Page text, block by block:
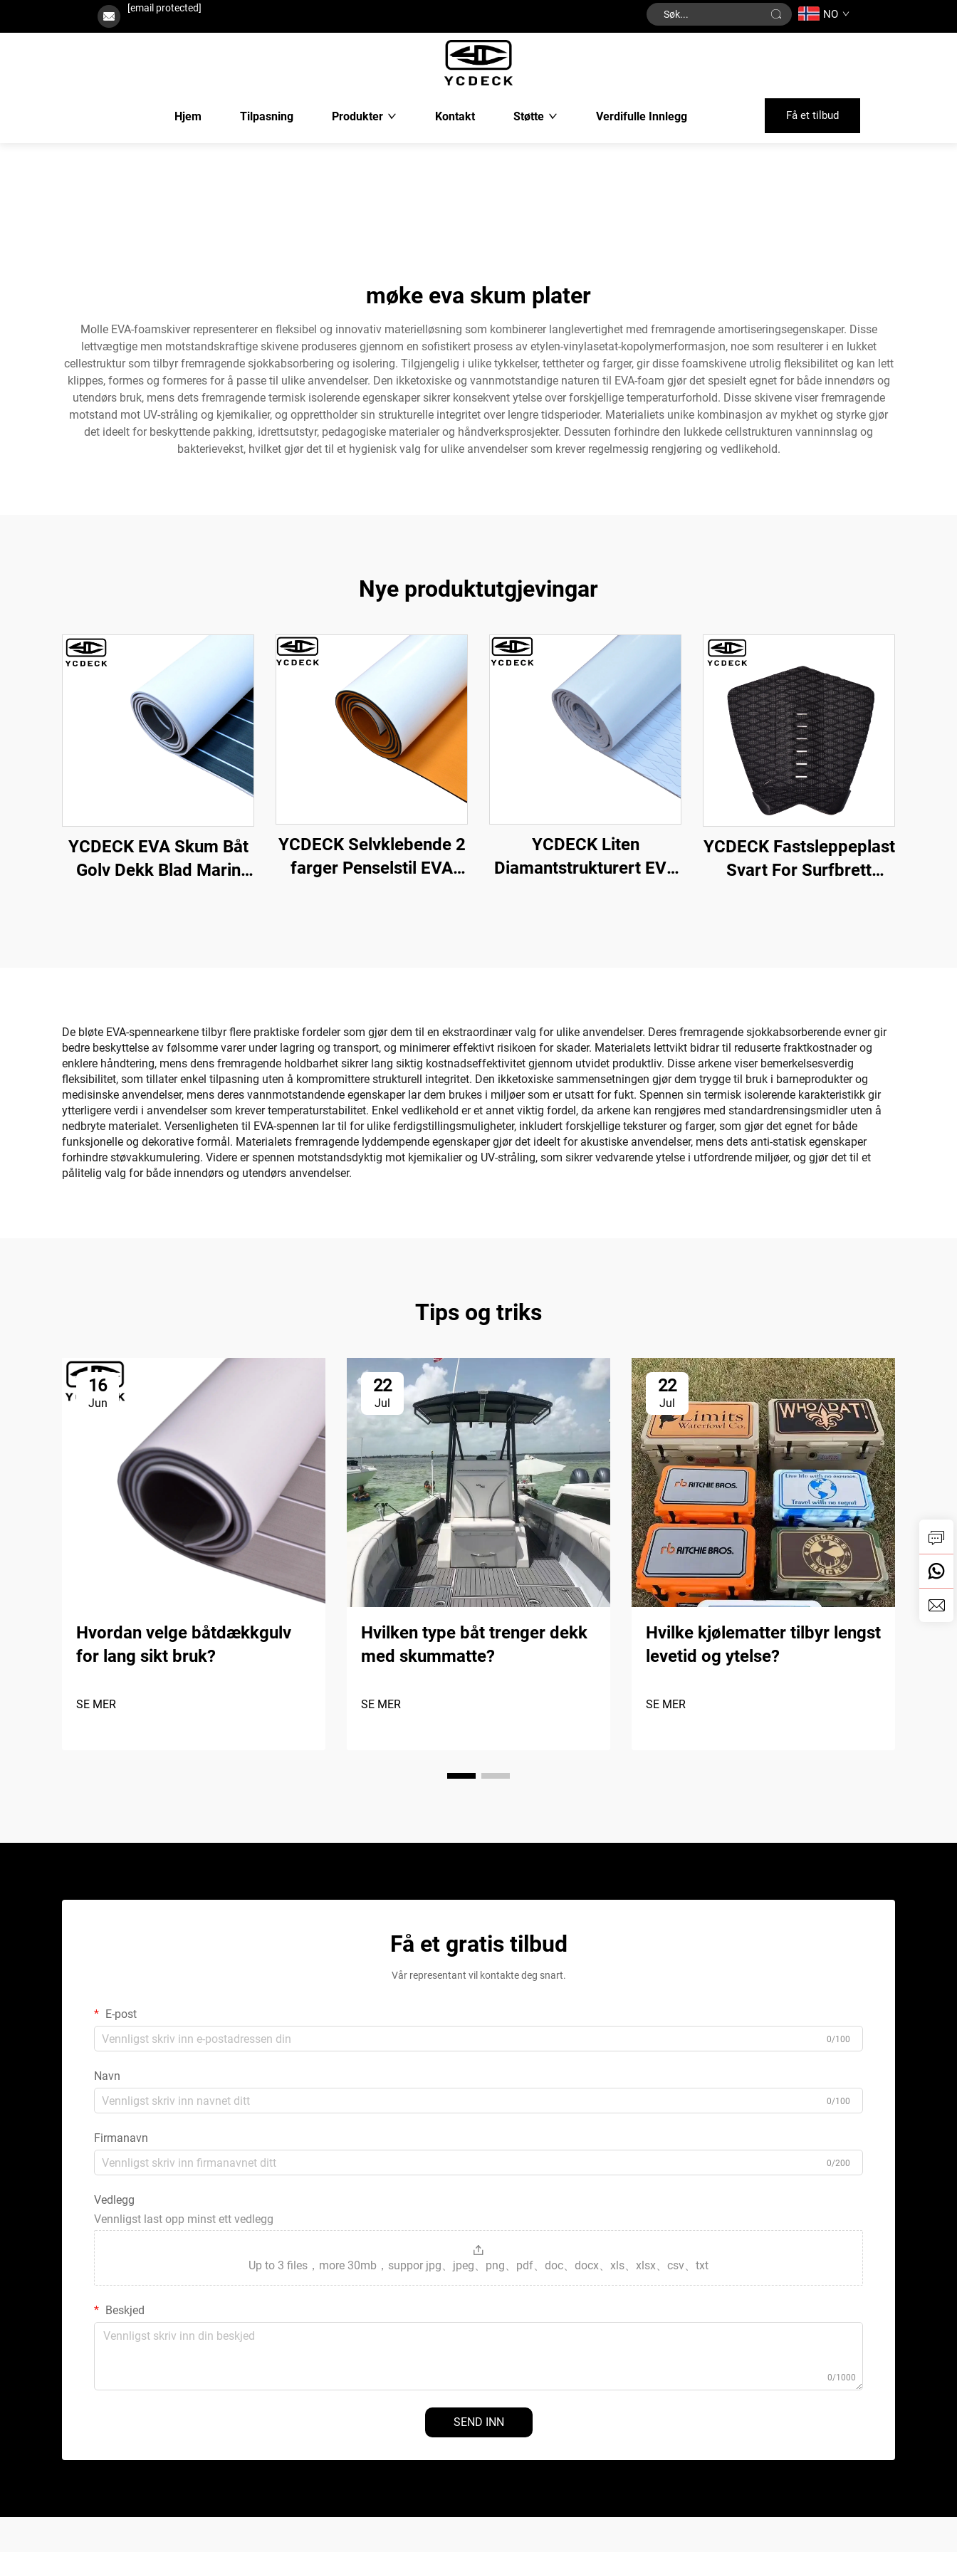
[email protected] NO
Hjem Tilpasning Produkter Kontakt Støtte Verdifulle Innlegg Få et tilbud
møke eva skum plater
Molle EVA-foamskiver representerer en fleksibel og innovativ materielløsning som kombinerer langlevertighet med fremragende amortiseringsegenskaper. Disse
lettvægtige men motstandskraftige skivene produseres gjennom en sofistikert prosess av etylen-vinylasetat-kopolymerformasjon, noe som resulterer i en lukket
cellestruktur som tilbyr fremragende sjokkabsorbering og isolering. Tilgjengelig i ulike tykkelser, tettheter og farger, gir disse foamskivene utrolig fleksibilitet og kan lett
klippes, formes og formeres for å passe til ulike anvendelser. Den ikketoxiske og vannmotstandige naturen til EVA-foam gjør det spesielt egnet for både innendørs og
utendørs bruk, mens dets fremragende termisk isolerende egenskaper sikrer konsekvent ytelse over forskjellige temperaturforhold. Disse skivene viser fremragende
motstand mot UV-stråling og kjemikalier, og opprettholder sin strukturelle integritet over lengre tidsperioder. Materialiets unike kombinasjon av mykhet og styrke gjør
det ideelt for beskyttende pakking, idrettsutstyr, pedagogiske materialer og håndverksprosjekter. Dessuten forhindre den lukkede cellstrukturen vanninnslag og
bakterievekst, hvilket gjør det til et hygienisk valg for ulike anvendelser som krever regelmessig rengjøring og vedlikehold.
Nye produktutgjevingar
YCDECK EVA Skum Båt
Golv Dekk Blad Marin
YCDECK Selvklebende 2
farger Penselstil EVA
YCDECK Liten
Diamantstrukturert EVA
YCDECK Fastsleppeplast
Svart For Surfbrett
De bløte EVA-spennearkene tilbyr flere praktiske fordeler som gjør dem til en ekstraordinær valg for ulike anvendelser. Deres fremragende sjokkabsorberende evner gir
bedre beskyttelse av følsomme varer under lagring og transport, og minimerer effektivt risikoen for skader. Materialets lettvikt bidrar til reduserte fraktkostnader og
enklere håndtering, mens dens fremragende holdbarhet sikrer lang siktig kostnadseffektivitet gjennom utvidet produktliv. Disse arkene viser bemerkelsesverdig
fleksibilitet, som tillater enkel tilpasning uten å kompromittere strukturell integritet. Den ikketoxiske sammensetningen gjør dem trygge til bruk i barneprodukter og
medisinske anvendelser, mens deres vannmotstandende egenskaper lar dem brukes i miljøer som er utsatt for fukt. Spennen sin termisk isolerende karakteristikk gir
ytterligere verdi i anvendelser som krever temperaturstabilitet. Enkel vedlikehold er et annet viktig fordel, da arkene kan rengjøres med standardrensingsmidler uten å
nedbryte materialet. Versenligheten til EVA-spennen lar til for ulike ferdigstillingsmuligheter, inkludert forskjellige teksturer og farger, som gjør det egnet for både
funksjonelle og dekorative formål. Materialets fremragende lyddempende egenskaper gjør det ideelt for akustiske anvendelser, mens dets anti-statisk egenskaper
forhindre støvakkumulering. Videre er spennen motstandsdyktig mot kjemikalier og UV-stråling, som sikrer vedvarende ytelse i utfordrende miljøer, og gjør det til et
pålitelig valg for både innendørs og utendørs anvendelser.
Tips og triks
16
Jun
Hvordan velge båtdækkgulv
for lang sikt bruk?
SE MER
22
Jul
Hvilken type båt trenger dekk
med skummatte?
SE MER
22
Jul
Hvilke kjølematter tilbyr lengst
levetid og ytelse?
SE MER
Få et gratis tilbud
Vår representant vil kontakte deg snart.
E-post
0/100
Navn
0/100
Firmanavn
0/200
Vedlegg
Vennligst last opp minst ett vedlegg
Up to 3 files，more 30mb，suppor jpg、jpeg、png、pdf、doc、docx、xls、xlsx、csv、txt
Beskjed
0/1000
SEND INN